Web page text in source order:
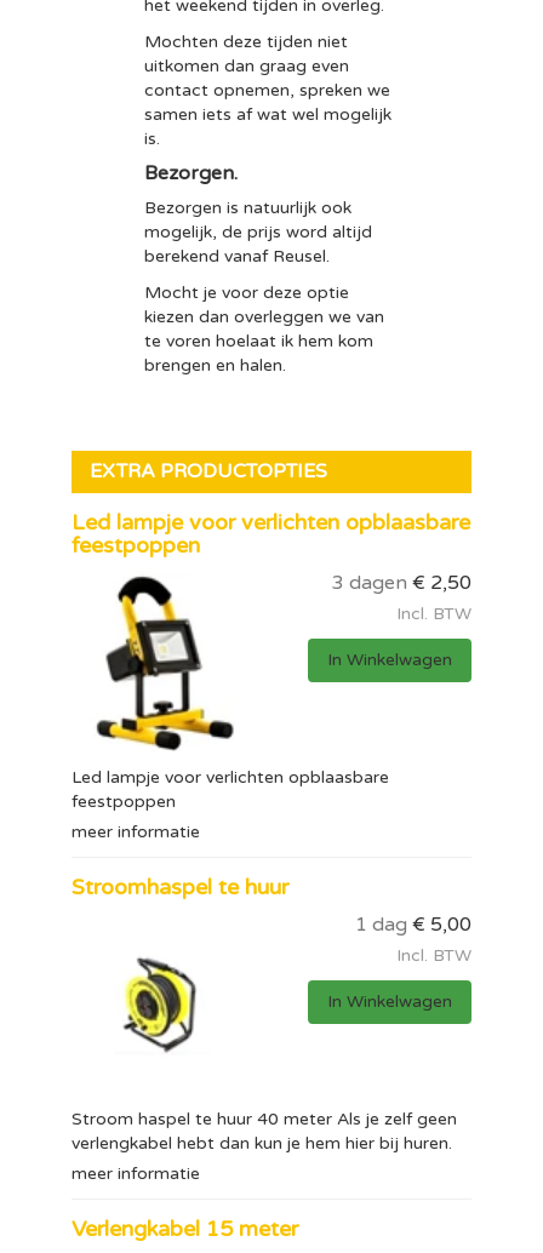
het weekend tijden in overleg.
Mochten deze tijden niet
uitkomen dan graag even
contact opnemen, spreken we
samen iets af wat wel mogelijk
is.
Bezorgen.
Bezorgen is natuurlijk ook
mogelijk, de prijs word altijd
berekend vanaf Reusel.
Mocht je voor deze optie
kiezen dan overleggen we van
te voren hoelaat ik hem kom
brengen en halen.
EXTRA PRODUCTOPTIES
Led lampje voor verlichten opblaasbare
feestpoppen
3 dagen € 2,50
Incl. BTW
In Winkelwagen
Led lampje voor verlichten opblaasbare
feestpoppen
meer informatie
Stroomhaspel te huur
1 dag € 5,00
Incl. BTW
In Winkelwagen
Stroom haspel te huur 40 meter Als je zelf geen
verlengkabel hebt dan kun je hem hier bij huren.
meer informatie
Verlengkabel 15 meter